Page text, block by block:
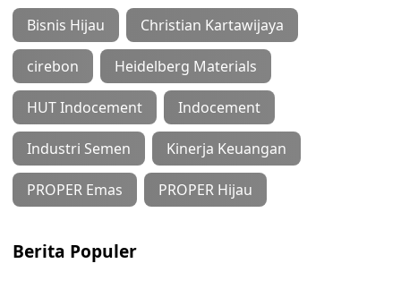
Bisnis Hijau Christian Kartawijaya
cirebon Heidelberg Materials
HUT Indocement Indocement
Industri Semen Kinerja Keuangan
PROPER Emas PROPER Hijau
Berita Populer